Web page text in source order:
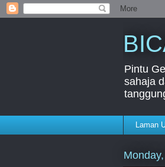
Pintu
sahaja
Laman